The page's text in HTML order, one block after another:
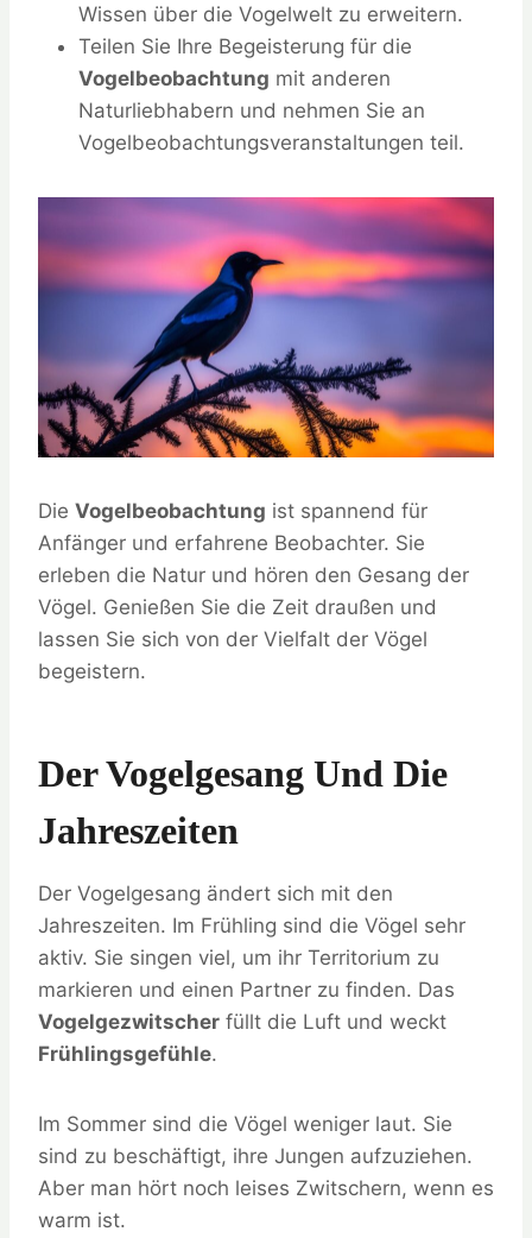
Wissen über die Vogelwelt zu erweitern.
Teilen Sie Ihre Begeisterung für die
Vogelbeobachtung mit anderen
Naturliebhabern und nehmen Sie an
Vogelbeobachtungsveranstaltungen teil.
Die Vogelbeobachtung ist spannend für
Anfänger und erfahrene Beobachter. Sie
erleben die Natur und hören den Gesang der
Vögel. Genießen Sie die Zeit draußen und
lassen Sie sich von der Vielfalt der Vögel
begeistern.
Der Vogelgesang Und Die
Jahreszeiten
Der Vogelgesang ändert sich mit den
Jahreszeiten. Im Frühling sind die Vögel sehr
aktiv. Sie singen viel, um ihr Territorium zu
markieren und einen Partner zu finden. Das
Vogelgezwitscher füllt die Luft und weckt
Frühlingsgefühle.
Im Sommer sind die Vögel weniger laut. Sie
sind zu beschäftigt, ihre Jungen aufzuziehen.
Aber man hört noch leises Zwitschern, wenn es
warm ist.